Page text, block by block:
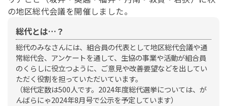
の地区総代会議を開催しました。
総代とは…？
総代のみなさんには、組合員の代表として地区総代会議や通
常総代会、アンケートを通して、生協の事業や活動が組合員
のくらしに役立つように、ご意見や改善要望などを出してい
ただく役割を担っていただいています。
（総代定数は500人です。2024年度総代選挙については、が
んばらにゃ2024年8月号で公示を予定しています）